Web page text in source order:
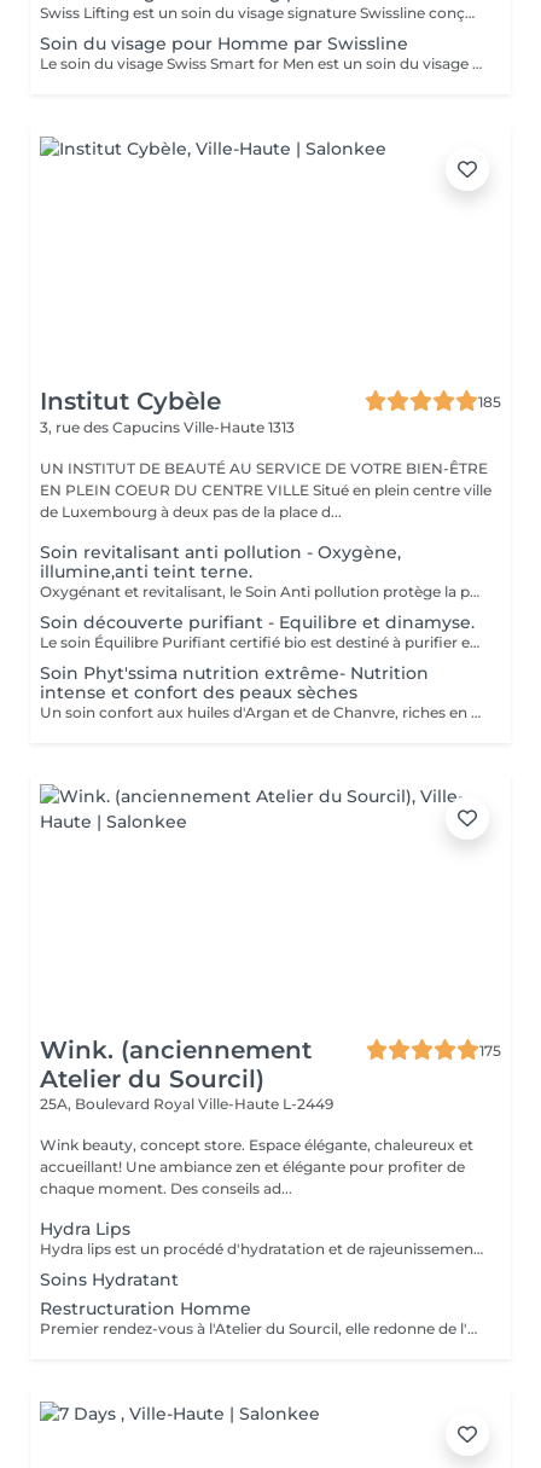
Swiss Lifting est un soin du visage signature Swissline conçu pour traiter plusieurs signes de l'âge. Ce traitement met en vedette le Masque Pro-Vitality infusé de peptides et de vitamine A, ainsi qu'un Shot de Cell Shock pour un boost supplémentaire de vitalité et d'éclat. Il inclut un massage du visage, du cou et du décolleté pour améliorer la perte de fermeté et d'élasticité. Ce soin est votre solution incontournable lorsque vous souhaitez des résultats visibles de lifting et anti-rides, même avec un temps limité. Bénéfices clés: Stimule la production de collagène. Rétablit l'hydratation et le volume de la peau. Réduit visiblement les fines lignes et rides.
Soin du visage pour Homme par Swissline
Le soin du visage Swiss Smart for Men est un soin du visage entièrement personnalisé de 45 à 60 minutes conçu pour les hommes qui cherchent à détoxifier et à renforcer leur peau. Ce soin du visage utilise exclusivement des produits Swissline végétaliens, améliorés avec la collection signature d'Age Intelligence Boosters pour protéger et rééquilibrer la peau. Il a un effet de détresse instantané et comprend un massage facial de 15 à 20 minutes combinant relaxation et drainage lymphatique pour détoxifier la peau, et c'est un moyen intelligent et rapide de paraître à votre meilleur. Principaux avantages : Rafraîchit et dynamise la peau fatiguée Atténue l'irritation Améliore le teint et la texture de la peau
Institut Cybèle
185
3, rue des Capucins Ville-Haute 1313
UN INSTITUT DE BEAUTÉ AU SERVICE DE VOTRE BIEN-ÊTRE
EN PLEIN COEUR DU CENTRE VILLE Situé en plein centre ville
de Luxembourg à deux pas de la place d...
Soin revitalisant anti pollution - Oxygène,
illumine,anti teint terne.
Oxygénant et revitalisant, le Soin Anti pollution protège la peau de la pollution grâce à la synergie de ses formules 100% d'origine naturelle et certifiées Bio. Il recharge les batteries des peaux soumises à la pollution, ternes, stressées et fatiguées, tout en leur offrant un voile protecteur anti-adhésion contre les agressions urbaines. Ce soin court mêlant des fragrances fraîches et naturelles à des textures onctueusement légères, énergise et réveille l'éclat de la peau. Tout commence par un doux nettoyage, suivi d'un modelage signature Phyt's et de manuvres revitalisantes pour ressourcer la peau. Vient ensuite une pause fraîcheur redynamisante avec le Masque Anti-Pollution pour finir sur les notes vertes de la crème de fin de soin. La peau respire. Elle est défatiguée, énergisée et parée à affronter les agressions extérieures. Formulation Vegan Un soin express idéal pour les gens qui manquent de temps ou pour découvrir la marque Phyt's.
Soin découverte purifiant - Equilibre et dinamyse.
Le soin Équilibre Purifiant certifié bio est destiné à purifier et protéger les peaux normales à tendance grasses à l'aide d'un cocktail d'actifs purifiants et astringents spécifiques pour harmoniser le teint. Tout commence par un nettoyage doux de la peau, suivi d'une phase d'exfoliation pour faire disparaître sébum et impuretés. Le modelage spécifique réalisé ensuite avec le sérum offre à votre peau une alliance d'actifs, dont l'action est optimisée sous le masque appliqué par la suite. Ce soin se termine par l'application d'un soin de protection totalement adapté à votre type de peau. Convient pour : Peau normale à tendance grasse
Soin Phyt'ssima nutrition extrême- Nutrition
intense et confort des peaux sèches
Un soin confort aux huiles d'Argan et de Chanvre, riches en Oméga 3 et 6, qui protège les peaux sèches. Réparateur et relipidant, il nourrit les peaux qui tiraillent.
Wink. (anciennement
Atelier du Sourcil)
175
25A, Boulevard Royal Ville-Haute L-2449
Wink beauty, concept store. Espace élégante, chaleureux et
accueillant! Une ambiance zen et élégante pour profiter de
chaque moment. Des conseils ad...
Hydra Lips
Hydra lips est un procédé d'hydratation et de rajeunissement des lèvres! En plusieurs étapes, ce soin permet d'appliquer de l'acide hyaluronique et des vitamines pour redonner un volume naturel et une hydratation en profondeur. La couleur est plus belle les lèvres sont plus douce! Pour tout type de peau, idéale pour des lèvres: -fissures et déshydratées. -dépigmenté. -ridées.
Soins Hydratant
Restructuration Homme
Premier rendez-vous à l'Atelier du Sourcil, elle redonne de l'harmonie au visage. Entièrement réalisée à la pince à épiler, cette prestation iconique vise à redéfinir la forme des sourcils. Formée en morphologie du visage, notre équipe de professionnelles maîtrise toutes les subtilités d'une forme réussie. Un entretien mensuel permet ensuite de conserver une ligne idéale.